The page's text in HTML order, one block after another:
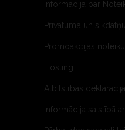
Informācija par
Privātuma un
Promoakcijas
Hosting
Atbilstības
Informācija saistībā